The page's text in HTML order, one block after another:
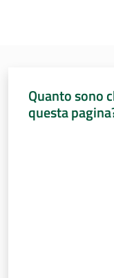
Quanto sono
questa